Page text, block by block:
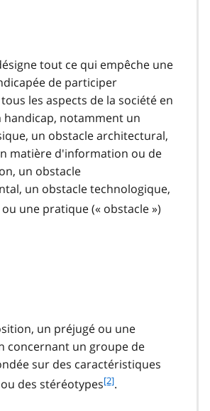
tout ce qui empêche une
de participer
les aspects de la société en
handicap, notamment un
un obstacle architectural,
matière d'information ou de
un obstacle
un obstacle technologique,
une pratique (« obstacle »)
un préjugé ou une
concernant un groupe de
sur des caractéristiques
des stéréotypesf[2].